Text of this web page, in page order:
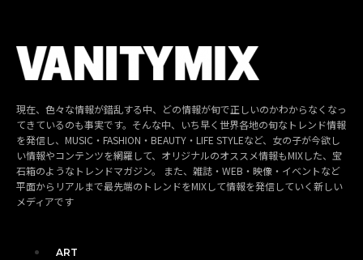
現在、色々な情報が錯乱する中、どの情報が旬で正しいのかわからなくなっ
てきているのも事実です。そんな中、いち早く世界各地の旬なトレンド情報
を発信し、MUSIC・FASHION・BEAUTY・LIFE STYLEなど、女の子が今欲し
い情報やコンテンツを網羅して、オリジナルのオススメ情報もMIXした、宝
石箱のようなトレンドマガジン。 また、雑誌・WEB・映像・イベントなど
平面からリアルまで最先端のトレンドをMIXして情報を発信していく新しい
メディアです
ART